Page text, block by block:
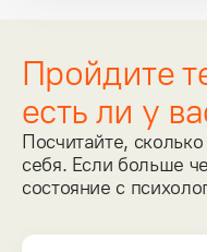
Пройдите
есть ли у
Посчитайте,
себя. Если больше
состояние с